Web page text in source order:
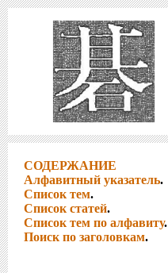
СОДЕРЖАНИЕ
Алфавитный указатель.
Список тем.
Список статей.
Список тем по алфавиту.
Поиск по заголовкам.